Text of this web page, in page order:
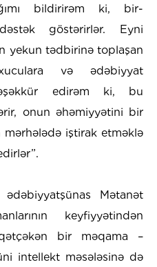
bildirirəm ki, bir-
göstərirlər. Eyni
yekun tədbirinə toplaşan
və ədəbiyyat
edirəm ki, bu
onun əhəmiyyətini bir
iştirak etməklə
Mətanət
keyfiyyətindən
bir məqama –
intellekt məsələsinə də